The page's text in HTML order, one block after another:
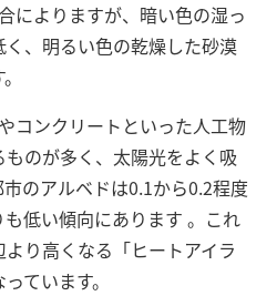
によりますが、暗い色の湿っ
、明るい色の乾燥した砂漠
コンクリートといった人工物
のが多く、太陽光をよく吸
のアルベドは0.1から0.2程度
低い傾向にあります 。これ
り高くなる「ヒートアイラ
ています。